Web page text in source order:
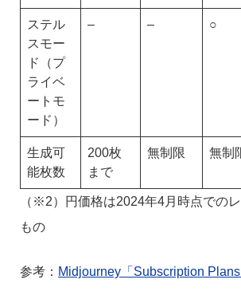
ステル
スモー
ド（プ
ライベ
ートモ
ード）
– – ○
生成可
能枚数
200枚
まで
無制限 無制
（※2）円価格は2024年4月時点での
もの
参考： Midjourney「Subscription Plans